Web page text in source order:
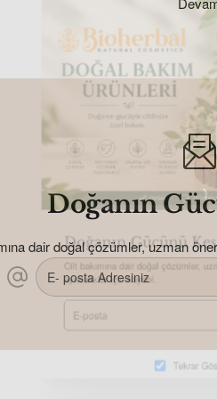
Doğanın Gücünü
Cilt bakımına dair doğal çözümler,
ayrıcalıklar için kaydol.
posta
Doğanın
dair doğal çözümler, uzman
E-
posta
Adresiniz